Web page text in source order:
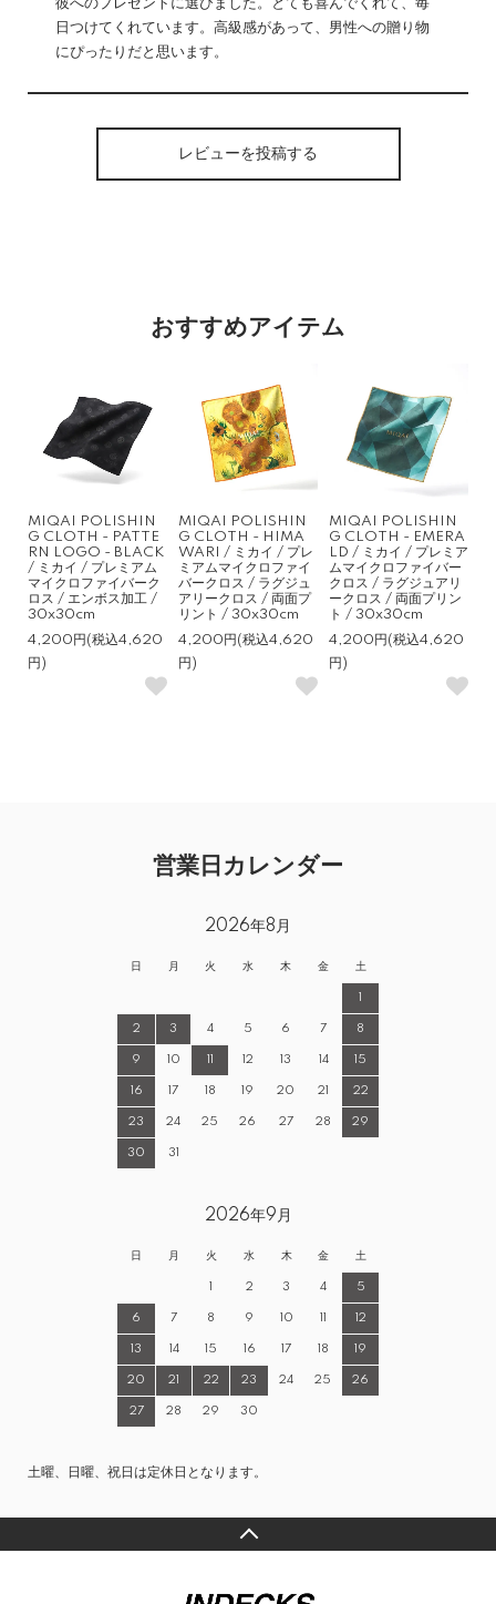
日つけてくれています。高級感があって、男性への贈り物
にぴったりだと思います。
レビューを投稿する
おすすめアイテム
MIQAI POLISHIN
G CLOTH - PATTE
RN LOGO - BLACK
/ ミカイ / プレミアム
マイクロファイバーク
ロス / エンボス加工 /
30x30cm
4,200円(税込4,620
円)
MIQAI POLISHIN
G CLOTH - HIMA
WARI / ミカイ / プレ
ミアムマイクロファイ
バークロス / ラグジュ
アリークロス / 両面プ
リント / 30x30cm
4,200円(税込4,620
円)
MIQAI POLISHIN
G CLOTH - EMERA
LD / ミカイ / プレミア
ムマイクロファイバー
クロス / ラグジュアリ
ークロス / 両面プリン
ト / 30x30cm
4,200円(税込4,620
円)
営業日カレンダー
2026年8月
日 月 火 水 木 金 土
1
2 3 4 5 6 7 8
9 10 11 12 13 14 15
16 17 18 19 20 21 22
23 24 25 26 27 28 29
30 31
2026年9月
日 月 火 水 木 金 土
1 2 3 4 5
6 7 8 9 10 11 12
13 14 15 16 17 18 19
20 21 22 23 24 25 26
27 28 29 30
土曜、日曜、祝日は定休日となります。